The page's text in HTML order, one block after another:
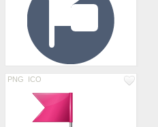
PNG ICO